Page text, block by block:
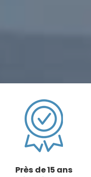
Près de 15 ans